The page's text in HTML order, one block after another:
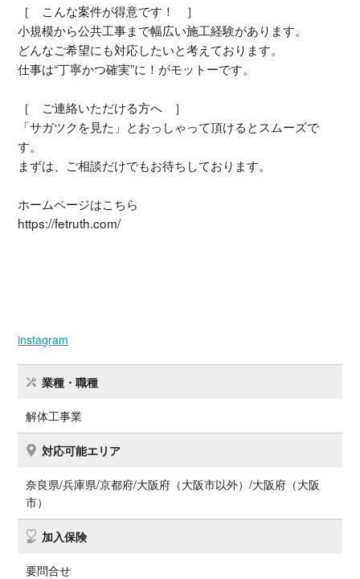
業種・職種
解体工事業
対応可能エリア
奈良県/兵庫県/京都府/大阪府（大阪市以外）/大阪府（大阪
市）
加入保険
要問合せ
［ こんな案件が得意です！ ］
小規模から公共工事まで幅広い施工経験があります。
どんなご希望にも対応したいと考えております。
仕事は“丁寧かつ確実”に！がモットーです。
［ ご連絡いただける方へ ］
「サガツクを見た」とおっしゃって頂けるとスムーズで
す。
まずは、ご相談だけでもお待ちしております。
ホームページはこちら
https://fetruth.com/
instagram